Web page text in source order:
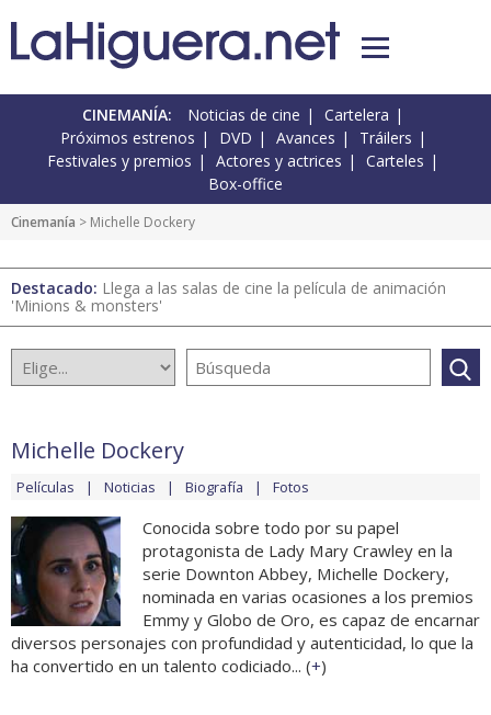
CINEMANÍA: Noticias de cine
Cartelera
Próximos estrenos
DVD Avances
Tráilers
Festivales y premios
Actores y actrices
Carteles
Box-office
Cinemanía > Michelle Dockery
Destacado: Llega a las salas de cine la película de animación
'Minions & monsters'
Michelle Dockery
Películas Noticias Biografía Fotos
Conocida sobre todo por su papel
protagonista de Lady Mary Crawley en la
serie Downton Abbey, Michelle Dockery,
nominada en varias ocasiones a los premios
Emmy y Globo de Oro, es capaz de encarnar
diversos personajes con profundidad y autenticidad, lo que la
ha convertido en un talento codiciado... (+)